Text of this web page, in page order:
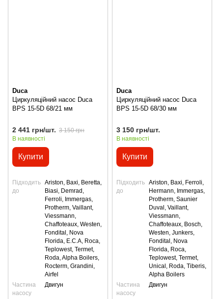
Duca
Циркуляційний насос Duca
BPS 15-5D 68/21 мм
2 441 грн/шт. 3 150 грн
В наявності
Купити
Підходить
до
Ariston, Baxi, Beretta,
Biasi, Demrad,
Ferroli, Immergas,
Protherm, Vaillant,
Viessmann,
Сhaffoteaux, Westen,
Fondital, Nova
Florida, E.C.A, Roca,
Teplowest, Termet,
Roda, Alpha Boilers,
Rocterm, Grandini,
Airfel
Частина
насосу
Двигун
Duca
Циркуляційний насос Duca
BPS 15-5D 68/30 мм
3 150 грн/шт.
В наявності
Купити
Підходить
до
Ariston, Baxi, Ferroli,
Hermann, Immergas,
Protherm, Saunier
Duval, Vaillant,
Viessmann,
Сhaffoteaux, Bosch,
Westen, Junkers,
Fondital, Nova
Florida, Roca,
Teplowest, Termet,
Unical, Roda, Tiberis,
Alpha Boilers
Частина
насосу
Двигун